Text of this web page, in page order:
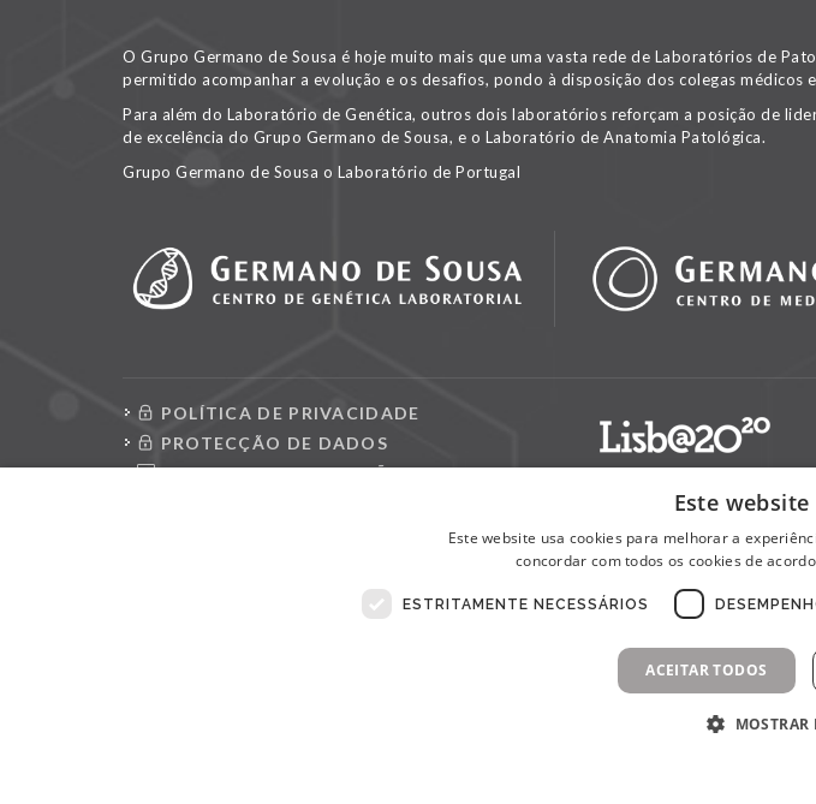
O Grupo Germano de Sousa é hoje muito mais que uma vasta rede de Laboratórios de
permitido acompanhar a evolução e os desafios, pondo à disposição dos colegas médicos
Para além do Laboratório de Genética, outros dois laboratórios reforçam a posição de
de excelência do Grupo Germano de Sousa, e o Laboratório de Anatomia Patológica.
Grupo Germano de Sousa o Laboratório de Portugal
POLÍTICA DE PRIVACIDADE
PROTECÇÃO DE DADOS
CONSULTAR REQUISIÇÕES
Este
Este website usa cookies para melhorar a
concordar com todos os cookies de
ESTRITAMENTE NECESSÁRIOS
ACEITAR TODOS
MOSTRAR